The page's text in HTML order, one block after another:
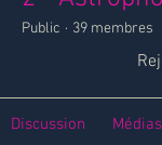
Public · 39 membres
Discussion Médias